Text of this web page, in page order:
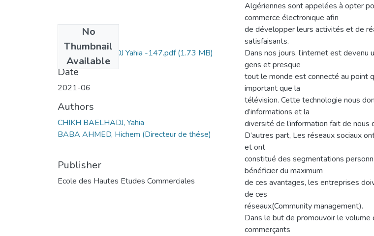
No
Thumbnail
Available
CHIKH BAELHADJ Yahia -147.pdf(1.73 MB)
Date
2021-06
Authors
CHIKH BAELHADJ, Yahia
BABA AHMED, Hichem (Directeur de thése)
Publisher
Ecole des Hautes Etudes Commerciales
Algériennes sont appelées à opter
commerce électronique afin
de développer leurs activités et de
satisfaisants.
Dans nos jours, l’internet est
gens et presque
tout le monde est connecté au point
important que la
télévision. Cette technologie nous
d’informations et la
diversité de l’information fait de
D’autres part, Les réseaux sociaux
et ont
constitué des segmentations
bénéficier du maximum
de ces avantages, les entreprises
de ces
réseaux(Community management).
Dans le but de promouvoir le
commerçants